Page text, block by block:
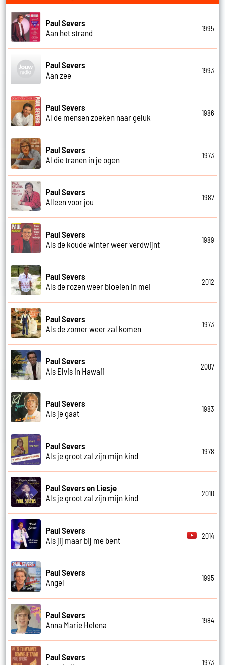
Paul Severs
Aan het strand
1995
Paul Severs
Aan zee
1993
Paul Severs
Al de mensen zoeken naar geluk
1986
Paul Severs
Al die tranen in je ogen
1973
Paul Severs
Alleen voor jou
1987
Paul Severs
Als de koude winter weer verdwijnt
1989
Paul Severs
Als de rozen weer bloeien in mei
2012
Paul Severs
Als de zomer weer zal komen
1973
Paul Severs
Als Elvis in Hawaii
2007
Paul Severs
Als je gaat
1983
Paul Severs
Als je groot zal zijn mijn kind
1978
Paul Severs en Liesje
Als je groot zal zijn mijn kind
2010
Paul Severs
Als jij maar bij me bent
2014
Paul Severs
Angel
1995
Paul Severs
Anna Marie Helena
1984
Paul Severs
1973